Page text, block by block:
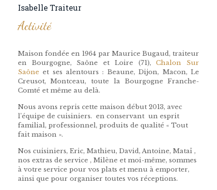
Isabelle Traiteur
Activité
Maison fondée en 1964 par Maurice Bugaud, traiteur
en Bourgogne, Saône et Loire (71),Chalon Sur
Saône et ses alentours : Beaune, Dijon, Macon, Le
Creusot, Montceau, toute la Bourgogne Franche-
Comté et même au delà.
Nous avons repris cette maison début 2013, avec
l’équipe de cuisiniers. en conservant un esprit
familial, professionnel, produits de qualité « Tout
fait maison ».
Nos cuisiniers, Eric, Mathieu, David, Antoine, Mataï ,
nos extras de service , Milène et moi-même, sommes
à votre service pour vos plats et menu à emporter,
ainsi que pour organiser toutes vos réceptions.